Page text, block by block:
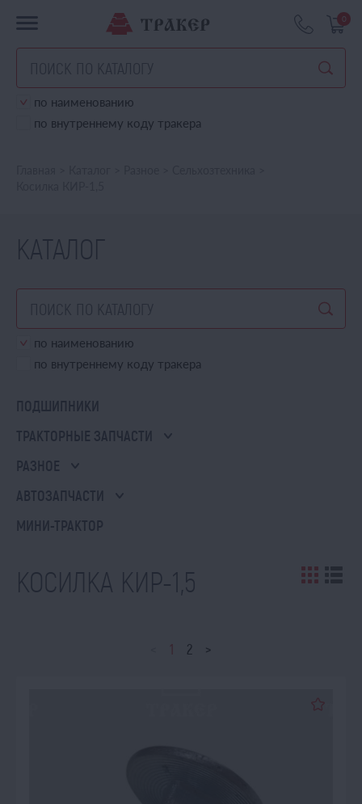
0
по наименованию
по внутреннему коду тракера
КАТАЛОГ
по наименованию
по внутреннему коду тракера
ПОДШИПНИКИ
ТРАКТОРНЫЕ ЗАПЧАСТИ
РАЗНОЕ
АВТОЗАПЧАСТИ
МИНИ-ТРАКТОР
КОСИЛКА КИР-1,5
1 2 >